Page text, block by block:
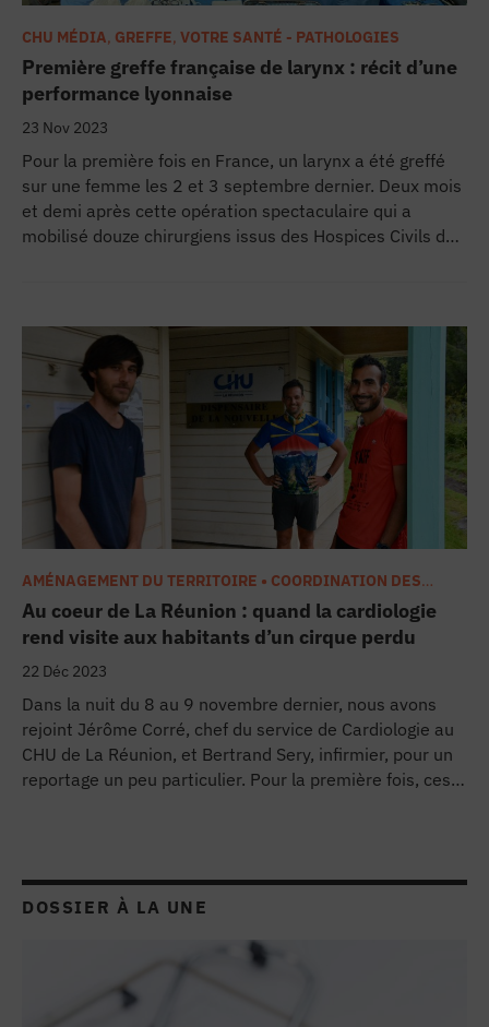
Question de santé : c'est quoi
Au coeur de Mafate : quand la
L’externat de médecine à La
Cancer du sein : le CHU de la
Soigner en prison
Soigner en prison : l'avant-première
Maladie de Lyme : l'infection par la
Emballages, instruments à usage
C'est quoi une hépatite C ?
Ancien patient, Frédéric dirige
#HelloCHU de Strasbourg : le teaser
Conçu pour l'urgence, cet hôpital
Les femmes 4 fois plus victimes de
Cette nouvelle clinique soigne les
Première greffe française de larynx : récit d’une
performance lyonnaise
23 Nov 2023
CHU MÉDIA, GREFFE, VOTRE SANTÉ - PATHOLOGIES
Pour la première fois en France, un larynx a été greffé
sur une femme les 2 et 3 septembre dernier. Deux mois
et demi après cette opération spectaculaire qui a
mobilisé douze chirurgiens issus des Hospices Civils de
durablement l’usage de la parole vingt ans après l’avoir
perdue.
Au coeur de La Réunion : quand la cardiologie
rend visite aux habitants d’un cirque perdu
22 Déc 2023
AMÉNAGEMENT DU TERRITOIRE • COORDINATION DES
SOINS
CARDIOLOGIE • PNEUMOLOGIE , CHU MÉDIA
Dans la nuit du 8 au 9 novembre dernier, nous avons
rejoint Jérôme Corré, chef du service de Cardiologie au
CHU de La Réunion, et Bertrand Sery, infirmier, pour un
reportage un peu particulier. Pour la première fois, ces
des soins spécialisées. Reportage.
DOSSIER À LA UNE